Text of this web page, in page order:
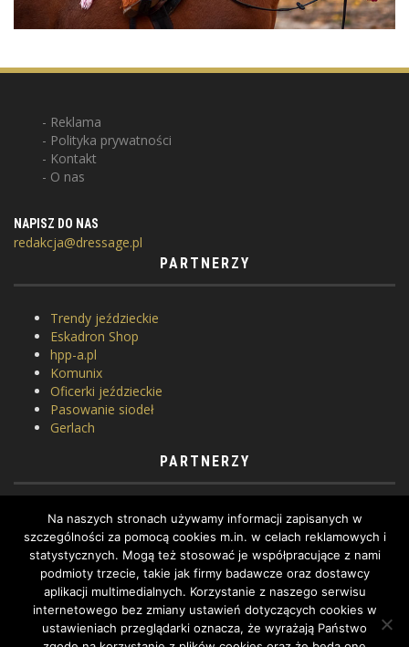
Reklama
Polityka prywatności
Kontakt
O nas
NAPISZ DO NAS
redakcja@dressage.pl
PARTNERZY
Trendy jeździeckie
Eskadron Shop
hpp-a.pl
Komunix
Oficerki jeździeckie
Pasowanie siodeł
Gerlach
PARTNERZY
Horse Equipment
Siodlarnia
Szkoła jeździectwa
WhatToDo
Yard Equites
Cztery Kopyta
Na naszych stronach używamy informacji zapisanych w
szczególności za pomocą cookies m.in. w celach reklamowych i
statystycznych. Mogą też stosować je współpracujące z nami
podmioty trzecie, takie jak firmy badawcze oraz dostawcy
aplikacji multimedialnych. Korzystanie z naszego serwisu
internetowego bez zmiany ustawień dotyczących cookies w
ustawieniach przeglądarki oznacza, że wyrażają Państwo